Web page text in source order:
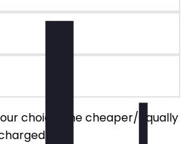
choice, the cheaper/equally